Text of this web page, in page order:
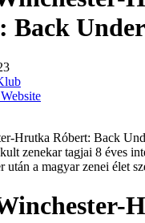
Back
Hrutka Róbert: Back
zenekar tagjai 8 éves
után a magyar zenei élet